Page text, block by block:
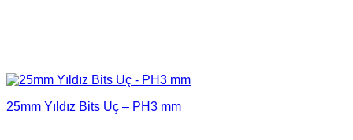
25mm Yıldız Bits Uç – PH3 mm